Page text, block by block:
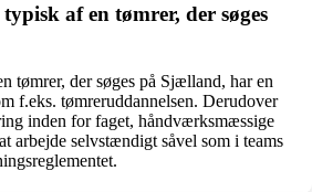
af en tømrer, der søges
tømrer, der søges på Sjælland, har en
f.eks. tømreruddannelsen. Derudover
inden for faget, håndværksmæssige
arbejde selvstændigt såvel som i teams